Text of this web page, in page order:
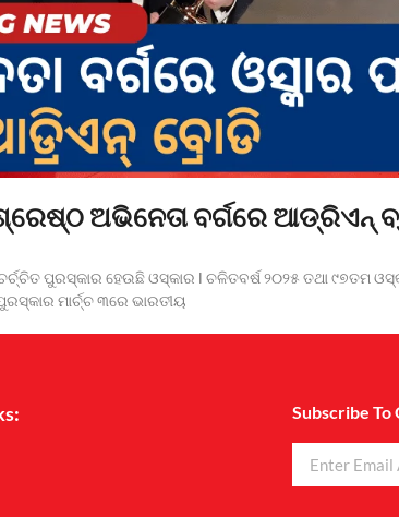
ଅଭିନେତା ବର୍ଗରେ ଆଡ୍ରିଏନ୍
ପୁରସ୍କାର ହେଉଛି ଓସ୍କାର l ଚଳିତବର୍ଷ ୨୦୨୫ ତଥା ୯୭ତମ
ମାର୍ଚ୍ଚ ୩ରେ ଭାରତୀୟ
Subscribe